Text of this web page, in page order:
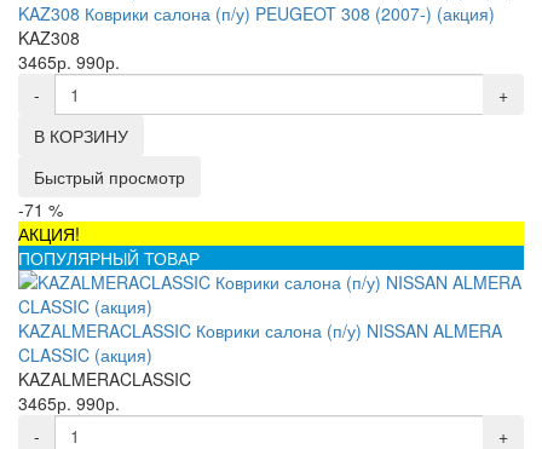
KAZ308 Коврики салона (п/у) PEUGEOT 308 (2007-) (акция)
KAZ308
3465р. 990р.
-
+
В КОРЗИНУ
Быстрый просмотр
-71 %
АКЦИЯ!
ПОПУЛЯРНЫЙ ТОВАР
KAZALMERACLASSIC Коврики салона (п/у) NISSAN ALMERA
CLASSIC (акция)
KAZALMERACLASSIC
3465р. 990р.
-
+